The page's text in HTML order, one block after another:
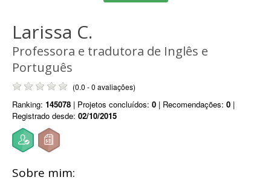
Larissa C.
Professora e tradutora de Inglês e
Português
(0.0 - 0 avaliações)
Ranking: 145078 | Projetos concluídos: 0 | Recomendações: 0 |
Registrado desde: 02/10/2015
Sobre mim: